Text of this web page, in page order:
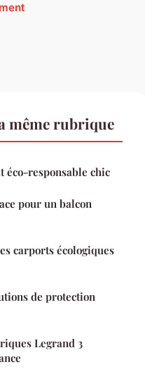
même rubrique
éco-responsable chic
pour un balcon
carports écologiques
de protection
Legrand 3